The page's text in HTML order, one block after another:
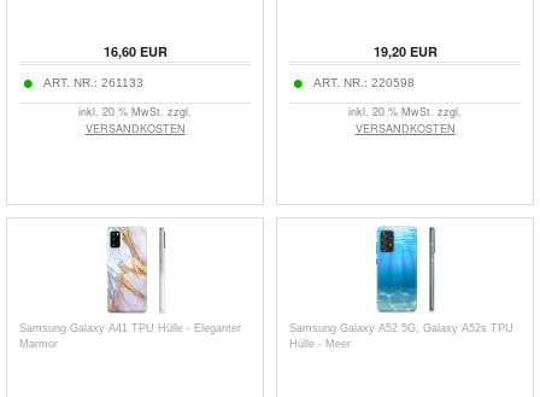
16,60 EUR
ART. NR.: 261133
inkl. 20 % MwSt. zzgl.
VERSANDKOSTEN
19,20 EUR
ART. NR.: 220598
inkl. 20 % MwSt. zzgl.
VERSANDKOSTEN
Samsung Galaxy A41 TPU Hülle - Eleganter
Marmor
Samsung Galaxy A52 5G, Galaxy A52s TPU
Hülle - Meer